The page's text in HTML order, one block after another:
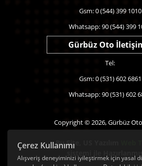
Çerez Kullanımı
Alışveriş deneyiminizi iyileştirmek için yasal
Gsm: 0 (544) 399 1010
Whatsapp: 90 (544) 399
Gürbüz Oto
Tel:
Gsm: 0 (531) 602 6861
Whatsapp: 90 (531) 602
Copyright © 2026, Gürbüz
Bu Site,